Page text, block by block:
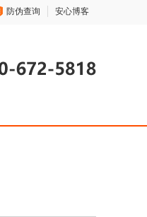
防伪查询 安心博客